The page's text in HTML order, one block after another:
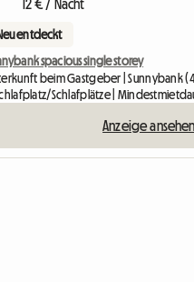
12 € / Nacht
entdeckt
spacious single storey
beim Gastgeber | Sunnybank
Schlafplätze |
Anzeige ansehen